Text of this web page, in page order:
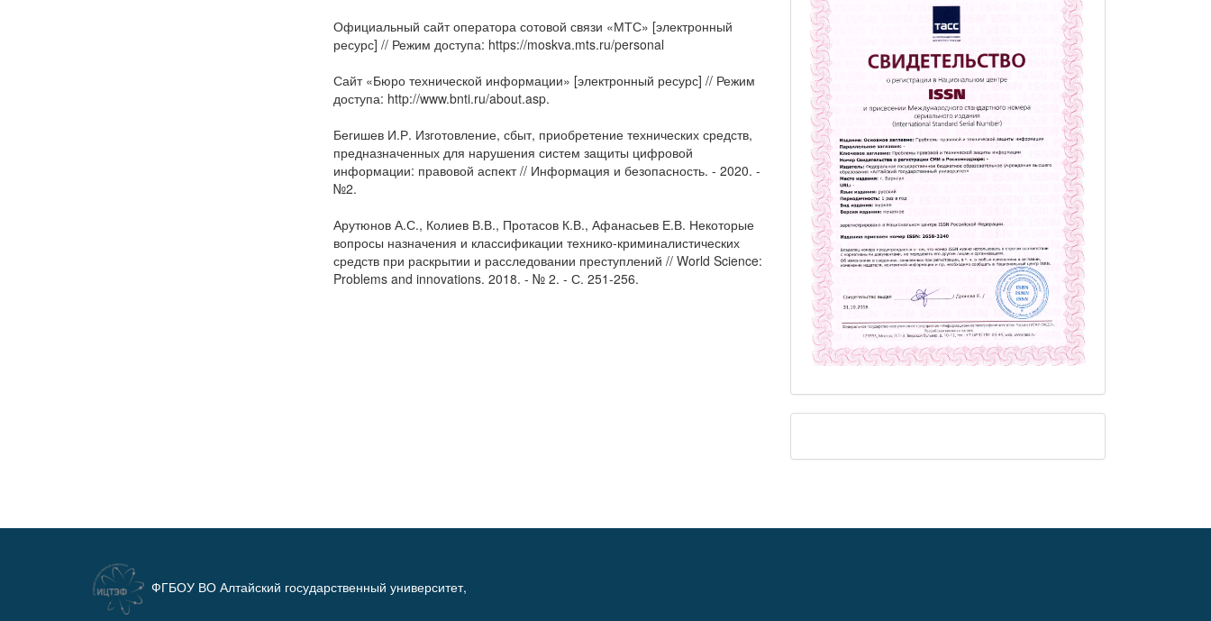
Официальный сайт оператора сотовой связи «МТС» [электронный
ресурс] // Режим доступа: https://moskva.mts.ru/personal
Сайт «Бюро технической информации» [электронный ресурс] // Режим
доступа: http://www.bnti.ru/about.asp.
Бегишев И.Р. Изготовление, сбыт, приобретение технических средств,
предназначенных для нарушения систем защиты цифровой
информации: правовой аспект // Информация и безопасность. - 2020. -
№2.
Арутюнов А.С., Колиев В.В., Протасов К.В., Афанасьев Е.В. Некоторые
вопросы назначения и классификации технико-криминалистических
средств при раскрытии и расследовании преступлений // World Science:
Problems and innovations. 2018. - № 2. - С. 251-256.
ФГБОУ ВО Алтайский государственный университет,